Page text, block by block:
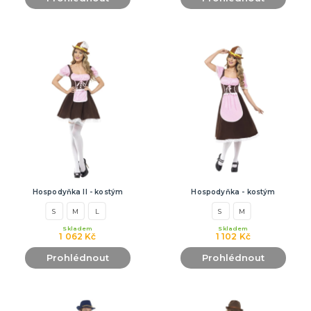
Hospodyňka II - kostým
S M L
1 062 Kč
Skladem
Prohlédnout
Hospodyňka - kostým
S M
1 102 Kč
Skladem
Prohlédnout